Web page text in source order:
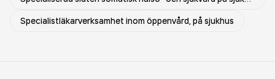
Specialistläkarverksamhet inom öppenvård, på sjukhus